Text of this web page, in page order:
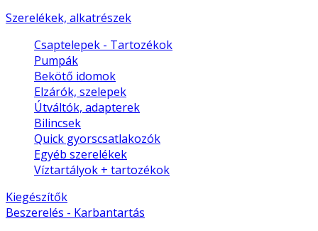
Szerelékek, alkatrészek
Csaptelepek - Tartozékok
Pumpák
Bekötő idomok
Elzárók, szelepek
Útváltók, adapterek
Bilincsek
Quick gyorscsatlakozók
Egyéb szerelékek
Víztartályok + tartozékok
Kiegészítők
Beszerelés - Karbantartás